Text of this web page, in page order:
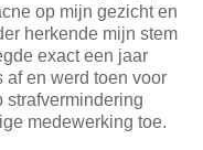
op mijn gezicht en
herkende mijn stem
exact een jaar
en werd toen voor
strafvermindering
medewerking toe.